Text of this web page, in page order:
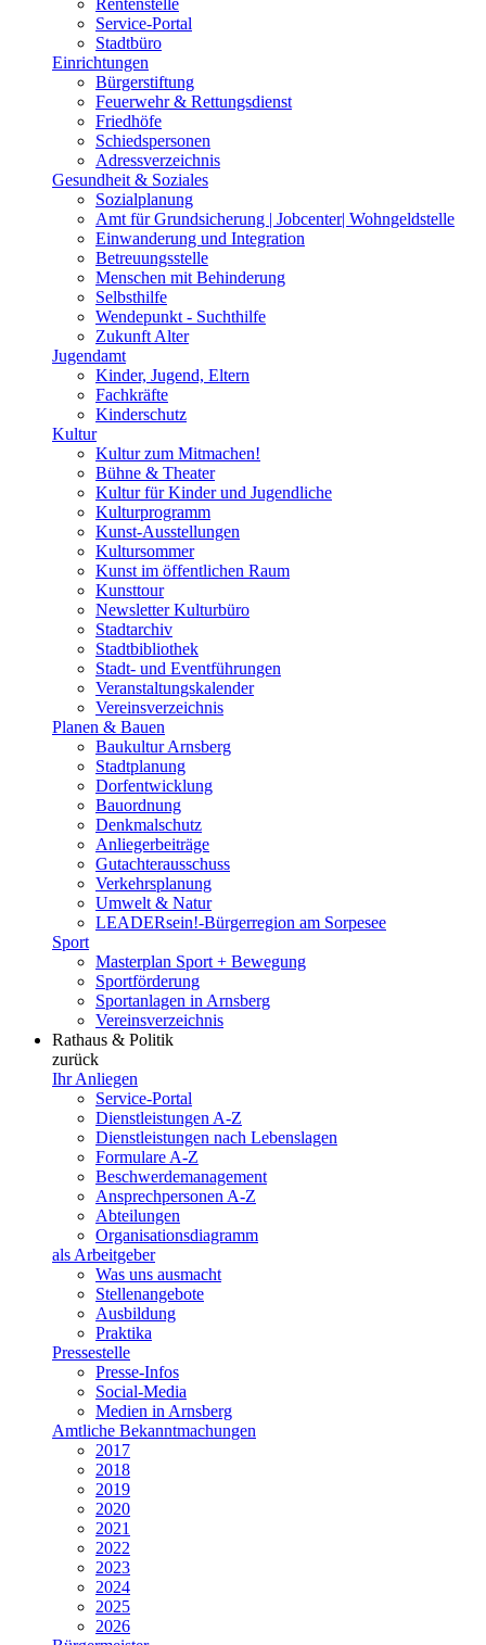
Rentenstelle
Service-Portal
Stadtbüro
Einrichtungen
Bürgerstiftung
Feuerwehr & Rettungsdienst
Friedhöfe
Schiedspersonen
Adressverzeichnis
Gesundheit & Soziales
Sozialplanung
Amt für Grundsicherung | Jobcenter| Wohngeldstelle
Einwanderung und Integration
Betreuungsstelle
Menschen mit Behinderung
Selbsthilfe
Wendepunkt - Suchthilfe
Zukunft Alter
Jugendamt
Kinder, Jugend, Eltern
Fachkräfte
Kinderschutz
Kultur
Kultur zum Mitmachen!
Bühne & Theater
Kultur für Kinder und Jugendliche
Kulturprogramm
Kunst-Ausstellungen
Kultursommer
Kunst im öffentlichen Raum
Kunsttour
Newsletter Kulturbüro
Stadtarchiv
Stadtbibliothek
Stadt- und Eventführungen
Veranstaltungskalender
Vereinsverzeichnis
Planen & Bauen
Baukultur Arnsberg
Stadtplanung
Dorfentwicklung
Bauordnung
Denkmalschutz
Anliegerbeiträge
Gutachterausschuss
Verkehrsplanung
Umwelt & Natur
LEADERsein!-Bürgerregion am Sorpesee
Sport
Masterplan Sport + Bewegung
Sportförderung
Sportanlagen in Arnsberg
Vereinsverzeichnis
Rathaus & Politik
zurück
Ihr Anliegen
Service-Portal
Dienstleistungen A-Z
Dienstleistungen nach Lebenslagen
Formulare A-Z
Beschwerdemanagement
Ansprechpersonen A-Z
Abteilungen
Organisationsdiagramm
als Arbeitgeber
Was uns ausmacht
Stellenangebote
Ausbildung
Praktika
Pressestelle
Presse-Infos
Social-Media
Medien in Arnsberg
Amtliche Bekanntmachungen
2017
2018
2019
2020
2021
2022
2023
2024
2025
2026